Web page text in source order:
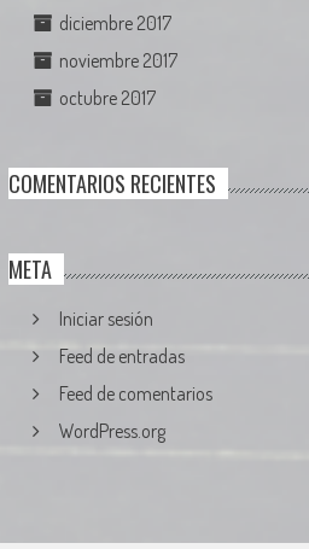
diciembre 2017
noviembre 2017
octubre 2017
COMENTARIOS RECIENTES
META
Iniciar sesión
Feed de entradas
Feed de comentarios
WordPress.org